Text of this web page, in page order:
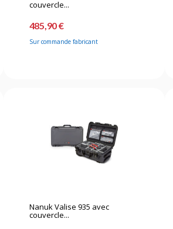
couvercle...
485,90 €
Sur commande fabricant
Nanuk Valise 935 avec
couvercle...